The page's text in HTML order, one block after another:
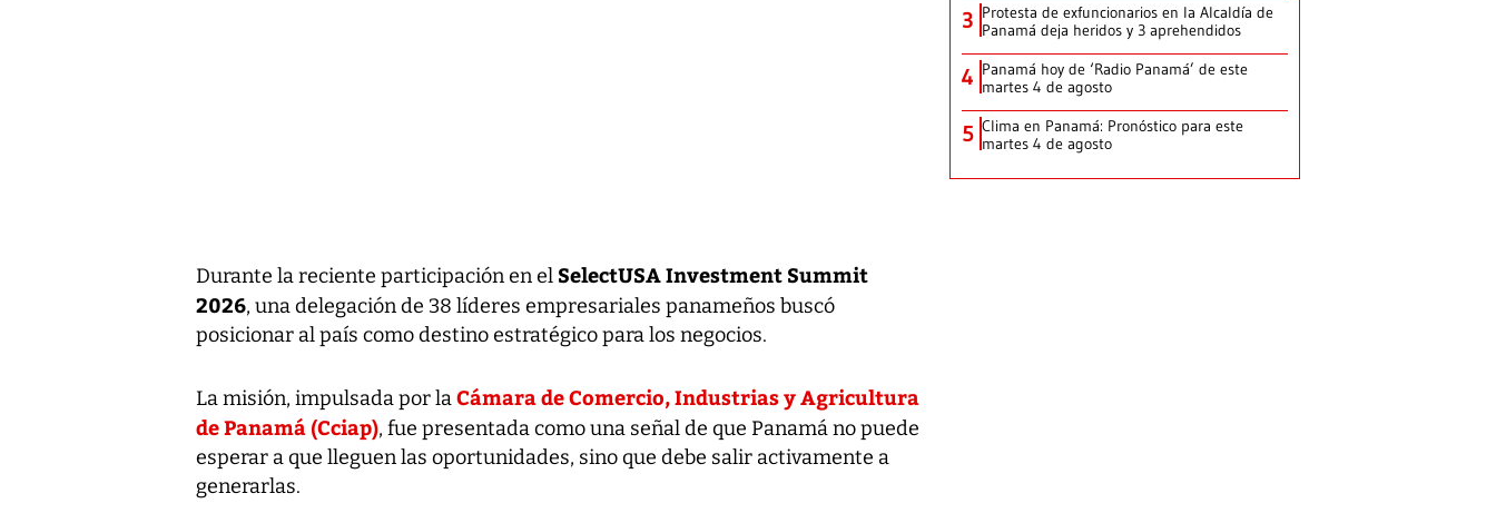
Durante la reciente participación en el SelectUSA Investment Summit
2026, una delegación de 38 líderes empresariales panameños buscó
posicionar al país como destino estratégico para los negocios.
La misión, impulsada por laCámara de Comercio, Industrias y Agricultura
de Panamá (Cciap), fue presentada como una señal de que Panamá no puede
esperar a que lleguen las oportunidades, sino que debe salir activamente a
generarlas.
3 Protesta de exfuncionarios en la Alcaldía de
Panamá deja heridos y 3 aprehendidos
4 Panamá hoy de ‘Radio Panamá’ de este
martes 4 de agosto
5 Clima en Panamá: Pronóstico para este
martes 4 de agosto